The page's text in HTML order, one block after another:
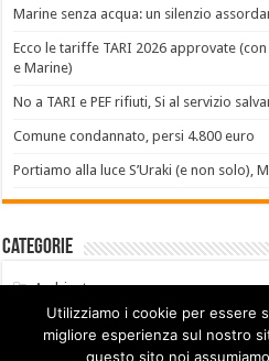
Marine senza acqua: un silenzio
Ecco le tariffe TARI 2026 approvate
e Marine)
No a TARI e PEF rifiuti, Si al servizio
Comune condannato, persi 4.800 euro
Portiamo alla luce S’Uraki (e non solo),
Categorie
Ambiente
Animali
Utilizziamo i cookie per essere
migliore esperienza sul nostro
questo sito noi